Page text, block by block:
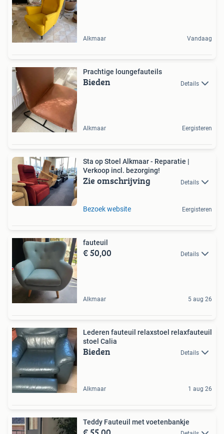
Alkmaar Vandaag
Prachtige loungefauteils
Bieden Details
Alkmaar Eergisteren
Sta op Stoel Alkmaar - Reparatie |
Verkoop incl. bezorging!
Zie omschrijving Details
Bezoek website Eergisteren
fauteuil
€ 50,00 Details
Alkmaar 5 aug 26
Lederen fauteuil relaxstoel relaxfauteuil
stoel Calia
Bieden Details
Alkmaar 1 aug 26
Teddy Fauteuil met voetenbankje